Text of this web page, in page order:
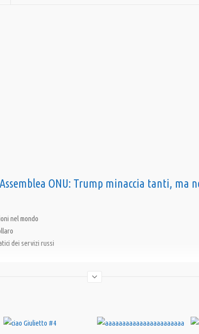
Assemblea ONU: Trump minaccia tanti, ma
nel mondo
dei servizi russi
(funziona sia su pc che su smartphone)